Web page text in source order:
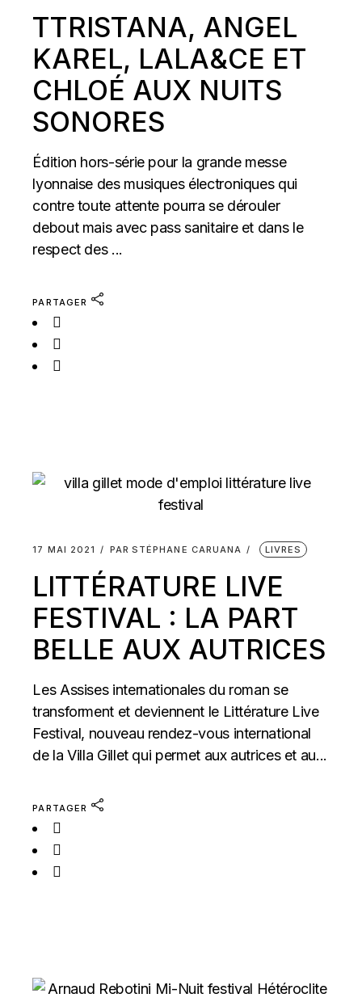
TTRISTANA, ANGEL
KAREL, LALA&CE ET
CHLOÉ AUX NUITS
SONORES
Édition hors-série pour la grande messe
lyonnaise des musiques électroniques qui
contre toute attente pourra se dérouler
debout mais avec pass sanitaire et dans le
respect des ...
PARTAGER
17 MAI 2021 PAR STÉPHANE CARUANA LIVRES
LITTÉRATURE LIVE
FESTIVAL : LA PART
BELLE AUX AUTRICES
Les Assises internationales du roman se
transforment et deviennent le Littérature Live
Festival, nouveau rendez-vous international
de la Villa Gillet qui permet aux autrices et au...
PARTAGER